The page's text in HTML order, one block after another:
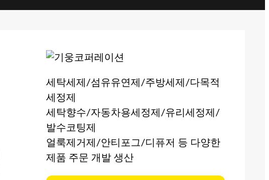
세탁세제/섬유유연제/주방세제/다목적
세정제
세탁향수/자동차용세정제/유리세정제/
발수코팅제
얼룩제거제/안티포그/디퓨저 등 다양한
제품 주문 개발 생산